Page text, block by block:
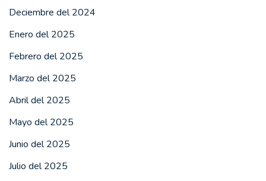
Deciembre del 2024
Enero del 2025
Febrero del 2025
Marzo del 2025
Abril del 2025
Mayo del 2025
Junio del 2025
Julio del 2025